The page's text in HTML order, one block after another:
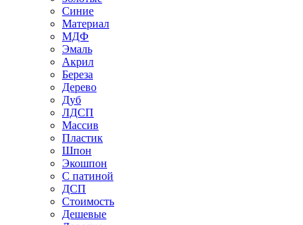
Синие
Материал
МДФ
Эмаль
Акрил
Береза
Дерево
Дуб
ЛДСП
Массив
Пластик
Шпон
Экошпон
С патиной
ДСП
Стоимость
Дешевые